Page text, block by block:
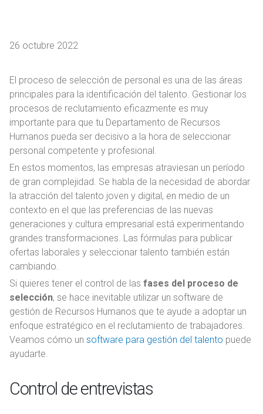
26 octubre 2022
El proceso de selección de personal es una de las áreas
principales para la identificación del talento. Gestionar los
procesos de reclutamiento eficazmente es muy
importante para que tu Departamento de Recursos
Humanos pueda ser decisivo a la hora de seleccionar
personal competente y profesional.
En estos momentos, las empresas atraviesan un período
de gran complejidad. Se habla de la necesidad de abordar
la atracción del talento joven y digital, en medio de un
contexto en el que las preferencias de las nuevas
generaciones y cultura empresarial está experimentando
grandes transformaciones. Las fórmulas para publicar
ofertas laborales y seleccionar talento también están
cambiando.
Si quieres tener el control de las fases del proceso de
selección, se hace inevitable utilizar un software de
gestión de Recursos Humanos que te ayude a adoptar un
enfoque estratégico en el reclutamiento de trabajadores.
Veamos cómo un software para gestión del talento puede
ayudarte.
Control de entrevistas